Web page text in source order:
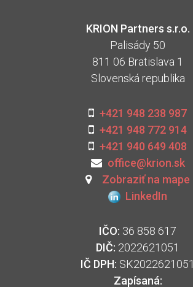
KRION Partners s.r.o.
Palisády 50
811 06 Bratislava 1
Slovenská republika
+421 948 238 987
+421 948 772 914
+421 940 649 408
office@krion.sk
Zobraziť na mape
LinkedIn
IČO: 36 858 617
DIČ: 2022621051
IČ DPH: SK2022621051
Zapísaná: